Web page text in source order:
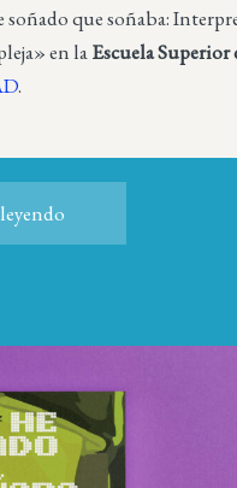
que soñaba:
en laEscuela Superior
.